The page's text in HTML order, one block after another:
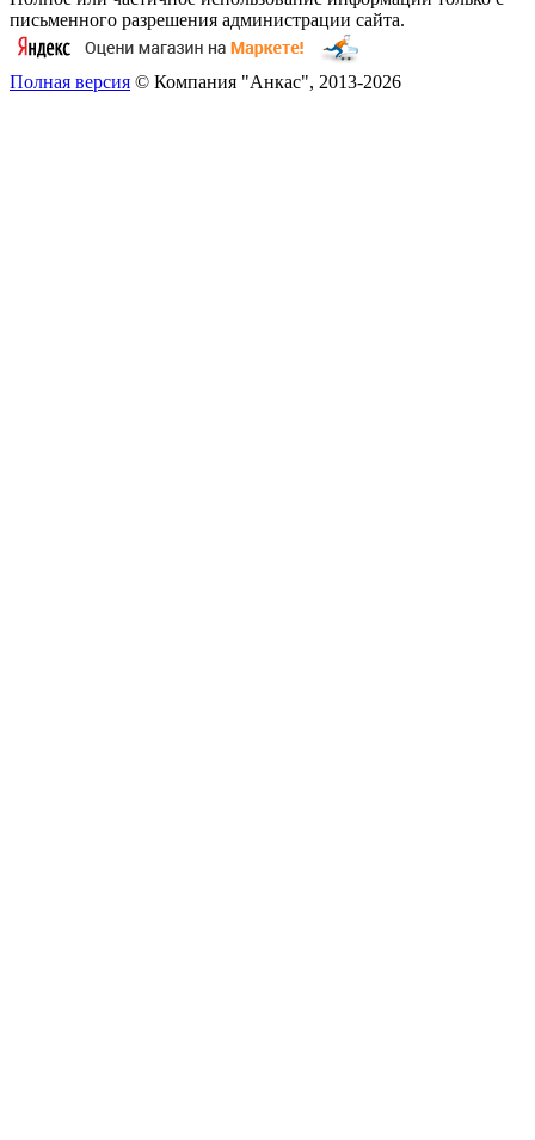
письменного разрешения администрации сайта.
Полная версия © Компания "Анкас", 2013-2026